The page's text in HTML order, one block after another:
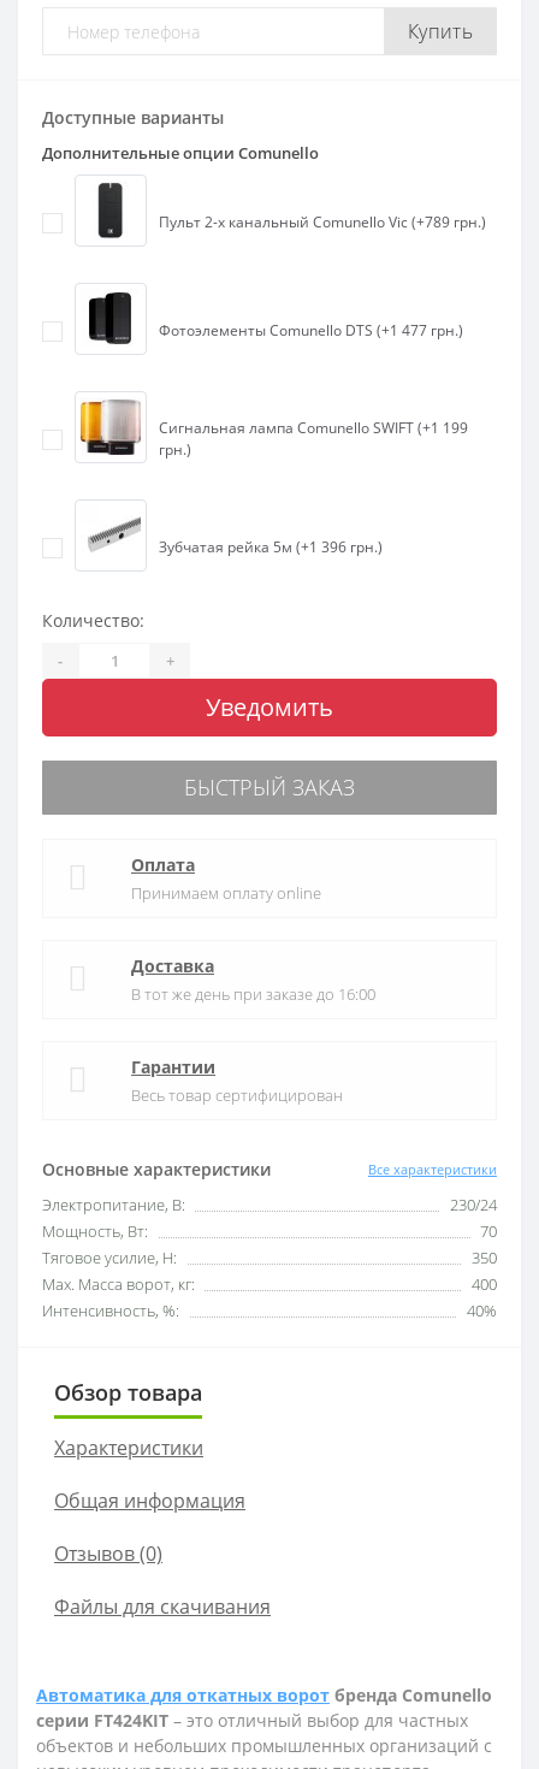
Купить
Основные характеристики Все характеристики
Электропитание, В:
230/24
Мощность, Вт:
70
Тяговое усилие, Н:
350
Мах. Масса ворот, кг:
400
Интенсивность, %:
40%
Доступные варианты
Дополнительные опции Comunello
Пульт 2-х канальный Comunello Vic (+789 грн.)
Фотоэлементы Comunello DTS (+1 477 грн.)
Сигнальная лампа Comunello SWIFT (+1 199
грн.)
Зубчатая рейка 5м (+1 396 грн.)
Количество:
- +
Уведомить
БЫСТРЫЙ ЗАКАЗ
Оплата
Принимаем оплату online
Доставка
В тот же день при заказе до 16:00
Гарантии
Весь товар сертифицирован
Обзор товара
Характеристики
Общая информация
Отзывов (0)
Файлы для скачивания
Автоматика для откатных ворот бренда Comunello
серии FT424KIT – это отличный выбор для частных
объектов и небольших промышленных организаций с